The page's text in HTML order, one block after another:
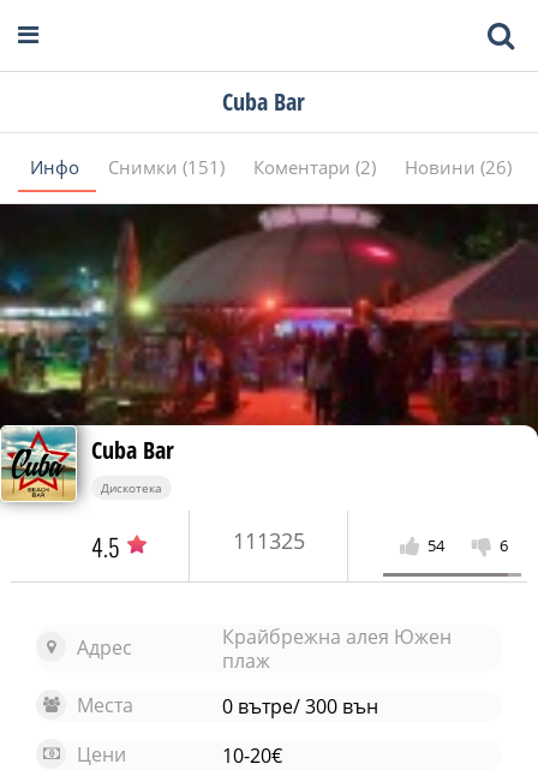
Cuba Bar
Инфо Снимки (151) Коментари (2) Новини (26)
Cuba Bar
Дискотека
4.5 111325 54 6
Адрес
Крайбрежна алея Южен
плаж
Места
0 вътре/ 300 вън
Цени
10-20€